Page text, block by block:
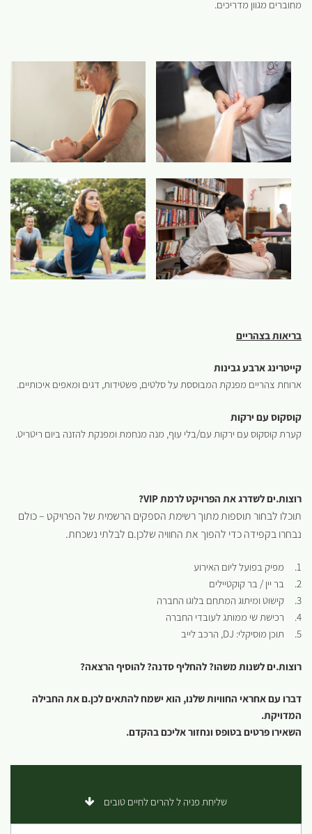
מחוברים מגוון מדריכים.
בריאות בצהריים
קייטרינג ארבע גבינות
ארוחת צהריים מפנקת המבוססת על סלטים, פשטידות, דגים ומאפים איכותיים.
קוסקוס עם ירקות
קערת קוסקוס עם ירקות עם/בלי עוף, מנה מנחמת ומפנקת להזנה ביום ריטריט.
רוצות.ים לשדרג את הפרויקט לרמתVIP
?
תוכלו לבחור תוספות מתוך רשימת הספקים הרשמית של הפרויקט – כולם
נבחרו בקפידה כדי להפוך את החוויה שלכן.ם לבלתי נשכחת.
1. מפיק בפועל ליום האירוע
2. בר יין / בר קוקטיילים
3. קישוט ומיתוג המתחם בלוגו החברה
4. רכישת שי ממותג לעובדי החברה
5. תוכן מוסיקלי: DJ, הרכב לייב
רוצות.ים לשנות משהו? להחליף סדנה? להוסיף הרצאה?
דברו עם אחראי החוויות שלנו, הוא ישמח להתאים לכן.ם את החבילה
המדויקת.
השאירו פרטים בטופס ונחזור אליכם בהקדם.
שליחת פניה ל להרים לחיים טובים